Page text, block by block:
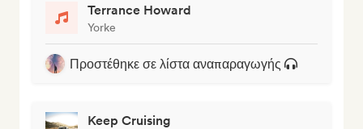
Terrance Howard
Yorke
Προστέθηκε σε λίστα αναπαραγωγής
Keep Cruising